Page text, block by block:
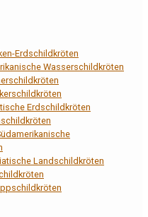
Erdschildkröten
Wasserschildkröten
Erdschildkröten
Landschildkröten